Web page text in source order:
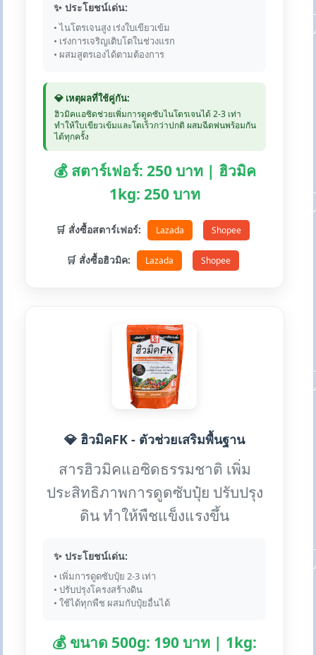
✨ ประโยชน์เด่น:
• ไนโตรเจนสูง เร่งใบเขียวเข้ม
• เร่งการเจริญเติบโตในช่วงแรก
• ผสมสูตรเองได้ตามต้องการ
💎 เหตุผลที่ใช้คู่กัน:
ฮิวมิคแอซิดช่วยเพิ่มการดูดซับไนโตรเจนได้ 2-3 เท่า
ทำให้ใบเขียวเข้มและโตเร็วกว่าปกติ ผสมฉีดพ่นพร้อมกัน
ได้ทุกครั้ง
💰 สตาร์เฟอร์: 250 บาท | ฮิวมิค
1kg: 250 บาท
🛒 สั่งซื้อสตาร์เฟอร์: Lazada Shopee
🛒 สั่งซื้อฮิวมิค: Lazada Shopee
💎 ฮิวมิคFK - ตัวช่วยเสริมพื้นฐาน
สารฮิวมิคแอซิดธรรมชาติ เพิ่ม
ประสิทธิภาพการดูดซับปุ๋ย ปรับปรุง
ดิน ทำให้พืชแข็งแรงขึ้น
✨ ประโยชน์เด่น:
• เพิ่มการดูดซับปุ๋ย 2-3 เท่า
• ปรับปรุงโครงสร้างดิน
• ใช้ได้ทุกพืช ผสมกับปุ๋ยอื่นได้
💰 ขนาด 500g: 190 บาท | 1kg: